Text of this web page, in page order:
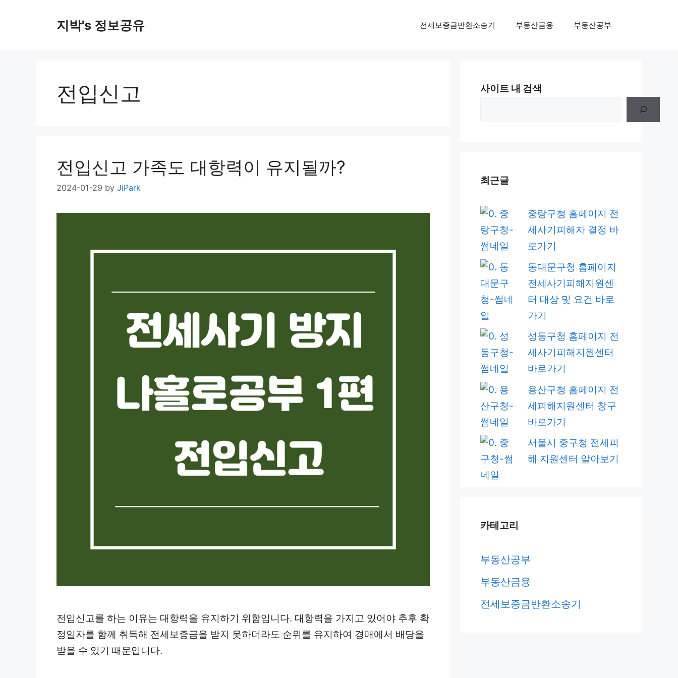
지박's 정보공유 전세보증금반환소송기 부동산금융 부동산공부
전입신고
전입신고 가족도 대항력이 유지될까?
2024-01-29 by JiPark
전입신고를 하는 이유는 대항력을 유지하기 위함입니다. 대항력을 가지고 있어야 추후 확
정일자를 함께 취득해 전세보증금을 받지 못하더라도 순위를 유지하여 경매에서 배당을
받을 수 있기 때문입니다.
사이트 내 검색
최근글
중랑구청 홈페이지 전
세사기피해자 결정 바
로가기
동대문구청 홈페이지
전세사기피해지원센
터 대상 및 요건 바로
가기
성동구청 홈페이지 전
세사기피해지원센터
바로가기
용산구청 홈페이지 전
세피해지원센터 창구
바로가기
서울시 중구청 전세피
해 지원센터 알아보기
카테고리
부동산공부
부동산금융
전세보증금반환소송기